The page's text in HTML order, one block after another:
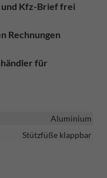
Kfz-Brief frei
Rechnungen
für
Aluminium
Stützfüße klappbar